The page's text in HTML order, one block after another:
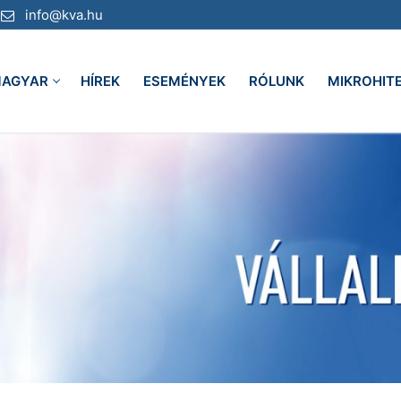
info@kva.hu
HÍREK ESEMÉNYEK RÓLUNK